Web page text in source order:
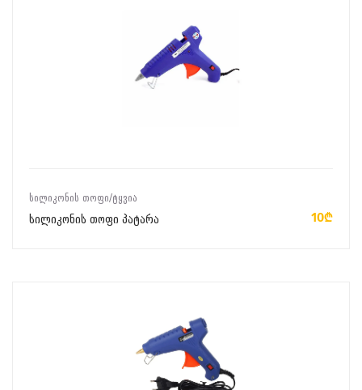
ᲡᲘᲚᲘᲙᲝᲜᲘᲡ ᲗᲝᲤᲘ/ᲢᲧᲕᲘᲐ
სილიკონის თოფი პატარა 10₾